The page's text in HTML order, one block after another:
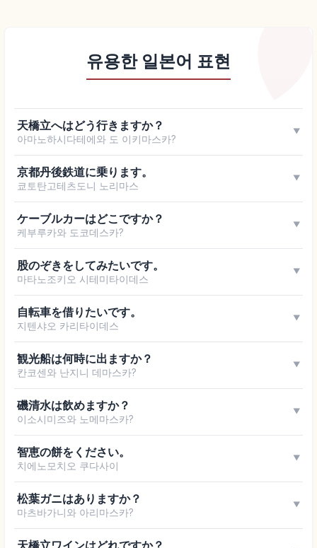
유용한 일본어 표현
天橋立へはどう行きますか？
아마노하시다테에와 도 이키마스카?
▼
京都丹後鉄道に乗ります。
쿄토탄고테츠도니 노리마스
▼
ケーブルカーはどこですか？
케부루카와 도코데스카?
▼
股のぞきをしてみたいです。
마타노조키오 시테미타이데스
▼
自転車を借りたいです。
지텐샤오 카리타이데스
▼
観光船は何時に出ますか？
칸코센와 난지니 데마스카?
▼
磯清水は飲めますか？
이소시미즈와 노메마스카?
▼
智恵の餅をください。
치에노모치오 쿠다사이
▼
松葉ガニはありますか？
마츠바가니와 아리마스카?
▼
天橋立ワインはどれですか？